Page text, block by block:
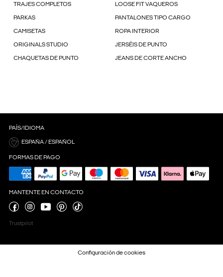
TRAJES COMPLETOS LOOSE FIT VAQUEROS
PARKAS PANTALONES TIPO CARGO
CAMISETAS ROPA INTERIOR
ORIGINALS STUDIO JERSÉIS DE PUNTO
CHAQUETAS DE PUNTO JEANS DE CORTE ANCHO
PAÍS/IDIOMA
ESPAÑA / ESPAÑOL
FORMAS DE PAGO
MANTENTE EN CONTACTO
Trustpilot
Configuración de cookies